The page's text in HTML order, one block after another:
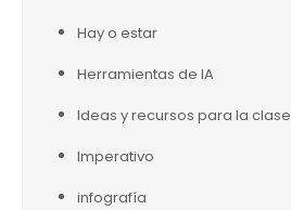
Hay o estar
Herramientas de IA
Ideas y recursos para la clase
Imperativo
infografía